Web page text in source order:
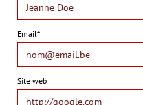
Email*
Site web